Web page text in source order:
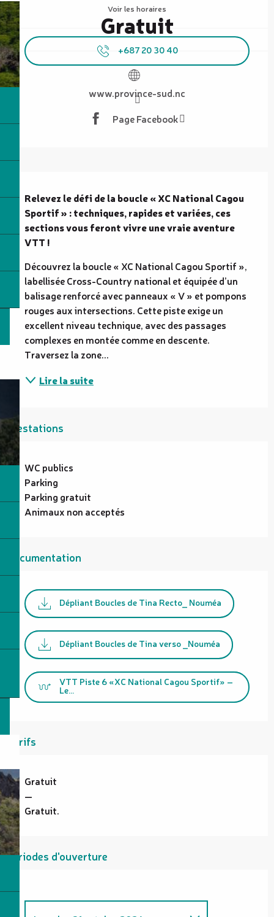
Voir les horaires
Gratuit
+687 20 30 40
www.province-sud.nc
Page Facebook
Relevez le défi de la boucle « XC National Cagou
Sportif » : techniques, rapides et variées, ces
sections vous feront vivre une vraie aventure
VTT !
Découvrez la boucle « XC National Cagou Sportif »,
labellisée Cross-Country national et équipée d’un
balisage renforcé avec panneaux « V » et pompons
rouges aux intersections. Cette piste exige un
excellent niveau technique, avec des passages
complexes en montée comme en descente.
Traversez la zone...
Lire la suite
Prestations
WC publics
Parking
Parking gratuit
Animaux non acceptés
Documentation
Dépliant Boucles de Tina Recto_ Nouméa
Dépliant Boucles de Tina verso _Nouméa
VTT Piste 6 «XC National Cagou Sportif» –
Le...
Tarifs
Gratuit
—
Gratuit.
Périodes d'ouverture